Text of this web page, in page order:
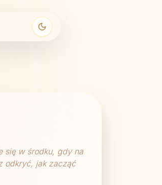
się w środku, gdy na
odkryć, jak zacząć